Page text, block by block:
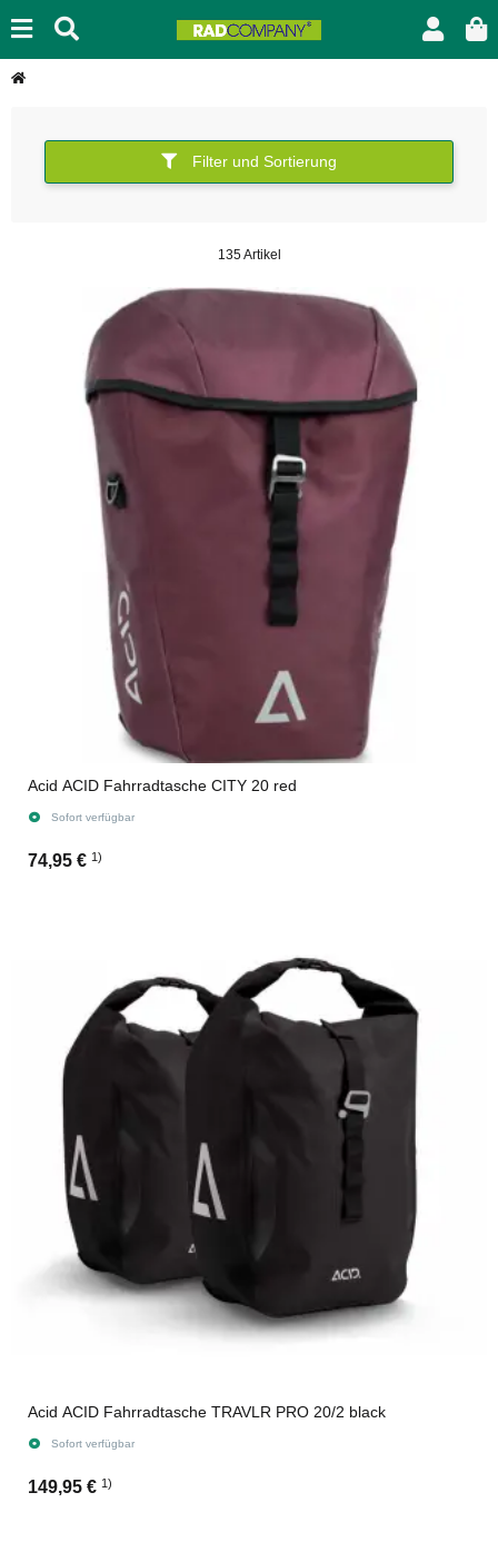
Filter und Sortierung
135 Artikel
Acid ACID Fahrradtasche CITY 20 red
Sofort verfügbar
74,95 € 1)
Acid ACID Fahrradtasche TRAVLR PRO 20/2 black
Sofort verfügbar
149,95 € 1)